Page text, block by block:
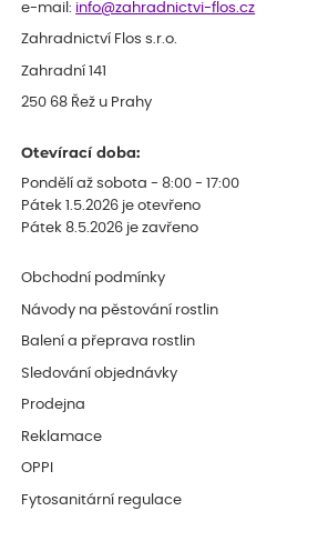
e-mail: info@zahradnictvi-flos.cz
Zahradnictví Flos s.r.o.
Zahradní 141
250 68 Řež u Prahy
Otevírací doba:
Pondělí až sobota - 8:00 - 17:00
Pátek 1.5.2026 je otevřeno
Pátek 8.5.2026 je zavřeno
Obchodní podmínky
Návody na pěstování rostlin
Balení a přeprava rostlin
Sledování objednávky
Prodejna
Reklamace
OPPI
Fytosanitární regulace